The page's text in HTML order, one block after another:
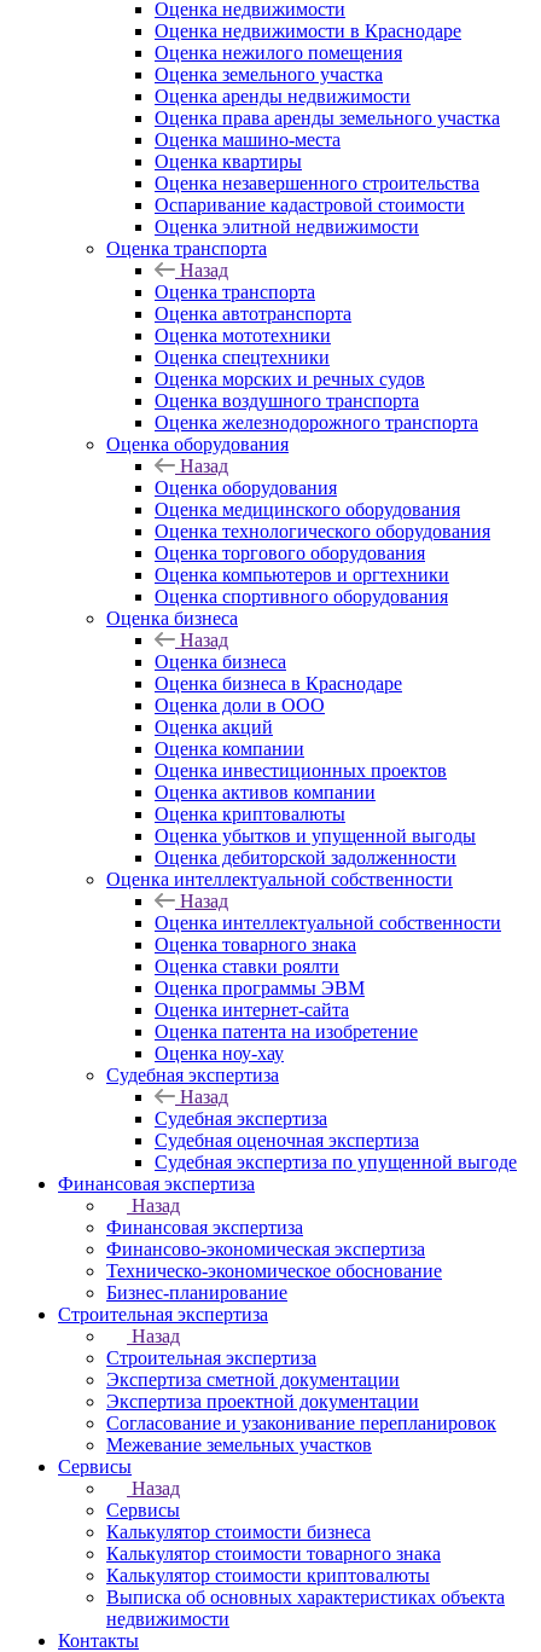
Оценка недвижимости
Оценка недвижимости в Краснодаре
Оценка нежилого помещения
Оценка земельного участка
Оценка аренды недвижимости
Оценка права аренды земельного участка
Оценка машино-места
Оценка квартиры
Оценка незавершенного строительства
Оспаривание кадастровой стоимости
Оценка элитной недвижимости
Оценка транспорта
Назад
Оценка транспорта
Оценка автотранспорта
Оценка мототехники
Оценка спецтехники
Оценка морских и речных судов
Оценка воздушного транспорта
Оценка железнодорожного транспорта
Оценка оборудования
Назад
Оценка оборудования
Оценка медицинского оборудования
Оценка технологического оборудования
Оценка торгового оборудования
Оценка компьютеров и оргтехники
Оценка спортивного оборудования
Оценка бизнеса
Назад
Оценка бизнеса
Оценка бизнеса в Краснодаре
Оценка доли в ООО
Оценка акций
Оценка компании
Оценка инвестиционных проектов
Оценка активов компании
Оценка криптовалюты
Оценка убытков и упущенной выгоды
Оценка дебиторской задолженности
Оценка интеллектуальной собственности
Назад
Оценка интеллектуальной собственности
Оценка товарного знака
Оценка ставки роялти
Оценка программы ЭВМ
Оценка интернет-сайта
Оценка патента на изобретение
Оценка ноу-хау
Судебная экспертиза
Назад
Судебная экспертиза
Судебная оценочная экспертиза
Судебная экспертиза по упущенной выгоде
Финансовая экспертиза
Назад
Финансовая экспертиза
Финансово-экономическая экспертиза
Техническо-экономическое обоснование
Бизнес-планирование
Строительная экспертиза
Назад
Строительная экспертиза
Экспертиза сметной документации
Экспертиза проектной документации
Согласование и узаконивание перепланировок
Межевание земельных участков
Сервисы
Назад
Сервисы
Калькулятор стоимости бизнеса
Калькулятор стоимости товарного знака
Калькулятор стоимости криптовалюты
Выписка об основных характеристиках объекта
недвижимости
Контакты